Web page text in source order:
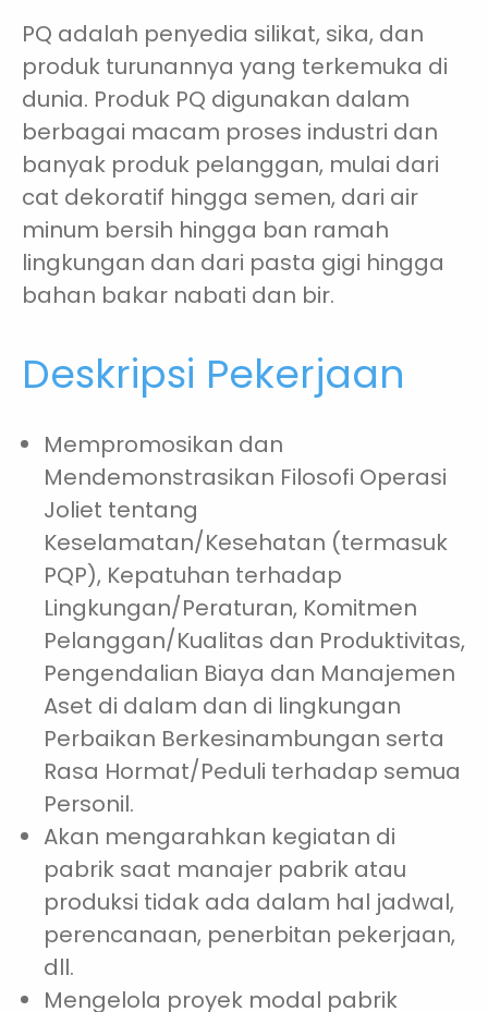
PQ adalah penyedia silikat, sika, dan
produk turunannya yang terkemuka di
dunia. Produk PQ digunakan dalam
berbagai macam proses industri dan
banyak produk pelanggan, mulai dari
cat dekoratif hingga semen, dari air
minum bersih hingga ban ramah
lingkungan dan dari pasta gigi hingga
bahan bakar nabati dan bir.
Deskripsi Pekerjaan
Mempromosikan dan
Mendemonstrasikan Filosofi Operasi
Joliet tentang
Keselamatan/Kesehatan (termasuk
PQP), Kepatuhan terhadap
Lingkungan/Peraturan, Komitmen
Pelanggan/Kualitas dan Produktivitas,
Pengendalian Biaya dan Manajemen
Aset di dalam dan di lingkungan
Perbaikan Berkesinambungan serta
Rasa Hormat/Peduli terhadap semua
Personil.
Akan mengarahkan kegiatan di
pabrik saat manajer pabrik atau
produksi tidak ada dalam hal jadwal,
perencanaan, penerbitan pekerjaan,
dll.
Mengelola proyek modal pabrik